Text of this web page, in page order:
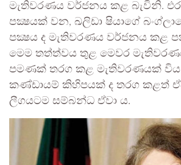
මැතිවරණය වර්ජනය කළ බැවිනි.
පක්‍ෂයක් වන, ඛලිඩා ෂියාගේ
පක්‍ෂය ද මැතිවරණය වර්ජනය කළ
මෙම තත්ත්වය තුළ මෙවර
පමණක් තරග කළ මැතිවරණයක්
කණ්ඩායම් කිහිපයක් ද තරග කළත්
ලීගයටම සම්බන්ධ ඒවා ය.